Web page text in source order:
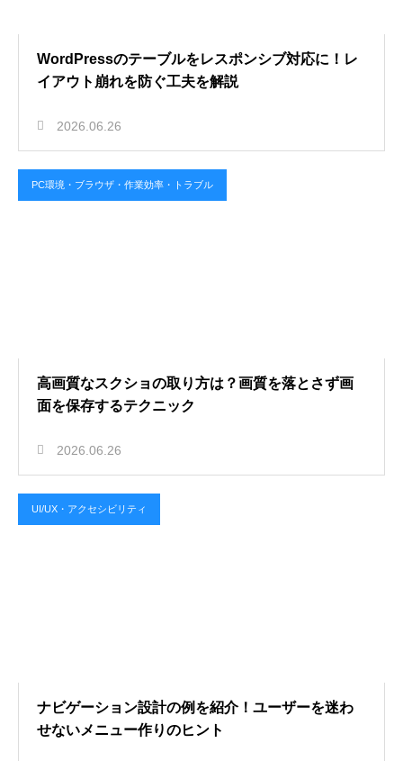
WordPressのテーブルをレスポンシブ対応に！レ
イアウト崩れを防ぐ工夫を解説
2026.06.26
PC環境・ブラウザ・作業効率・トラブル
高画質なスクショの取り方は？画質を落とさず画
面を保存するテクニック
2026.06.26
UI/UX・アクセシビリティ
ナビゲーション設計の例を紹介！ユーザーを迷わ
せないメニュー作りのヒント